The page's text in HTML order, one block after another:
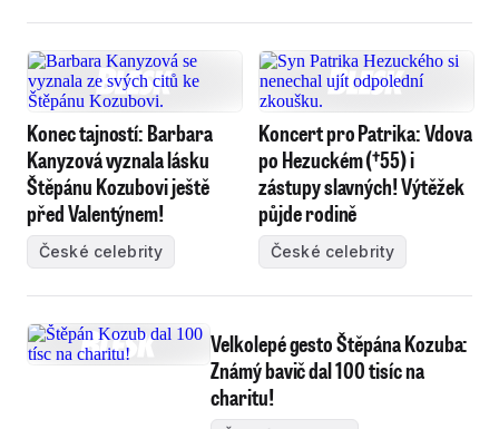
Konec tajností: Barbara
Kanyzová vyznala lásku
Štěpánu Kozubovi ještě
před Valentýnem!
České celebrity
Koncert pro Patrika: Vdova
po Hezuckém (†55) i
zástupy slavných! Výtěžek
půjde rodině
České celebrity
Velkolepé gesto Štěpána Kozuba:
Známý bavič dal 100 tisíc na
charitu!